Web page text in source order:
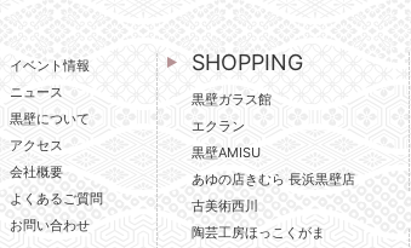
イベント情報
ニュース
黒壁について
アクセス
会社概要
よくあるご質問
お問い合わせ
SHOPPING
黒壁ガラス館
エクラン
黒壁AMISU
あゆの店きむら 長浜黒壁店
古美術西川
陶芸工房ほっこくがま